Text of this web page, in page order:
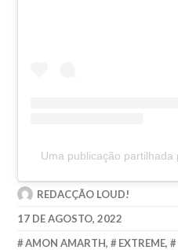
Uma publicação
REDACÇÃO LOUD!
17 DE AGOSTO, 2022
AMON AMARTH, EXTREME,